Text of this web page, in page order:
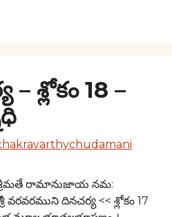
– శ్లోకం 18 –
శ్రీమతే రామానుజాయ నమ:
దినచర్య << శ్లోకం 17